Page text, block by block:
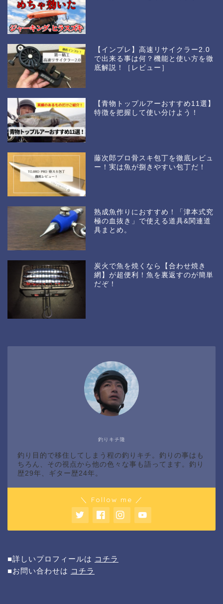
【インプレ】高速リサイクラー2.0
で出来る事は何？機能と使い方を徹
底解説！［レビュー］
【青物トップルアーおすすめ11選】
特徴を把握して使い分けよう！
藤次郎プロ骨スキ包丁を徹底レビュ
ー！実は魚が捌きやすい包丁だ！
熟成魚作りにおすすめ！「津本式究
極の血抜き」で使える道具&関連道
具まとめ。
炭火で魚を焼くなら【合わせ焼き
網】が超便利！魚を裏返すのが簡単
だぞ！
釣りキチ隆
釣り目的で移住してしまう程の釣りキチ。釣りの事はも
ちろん、その視点から他の色々な事も語ってます。釣り
歴29年、ギター歴24年。
＼ Follow me ／
■詳しいプロフィールは コチラ
■お問い合わせは コチラ